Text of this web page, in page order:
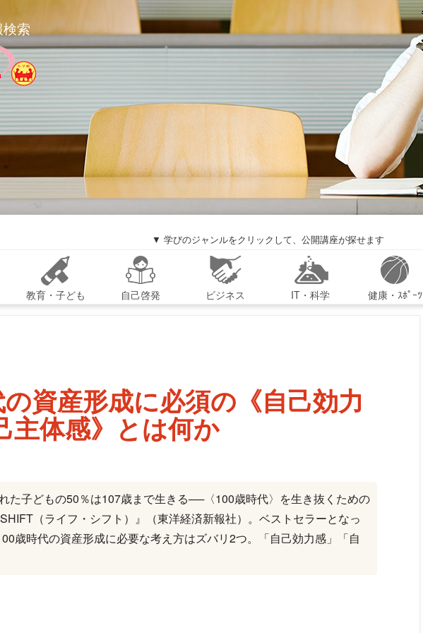
索
▼ 学びのジャンルをクリックして、公開講座が探せます
教育・子ども 自己啓発 ビジネス IT・科学 健康・ｽﾎﾟｰﾂ
資産形成に必須の《自己効力
主体感》とは何か
た子どもの50％は107歳まで生きる──〈100歳時代〉を生き抜くための
（ライフ・シフト）』（東洋経済新報社）。ベストセラーとなっ
歳時代の資産形成に必要な考え方はズバリ2つ。「自己効力感」「自